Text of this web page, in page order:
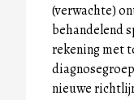
(verwachte)
behandelend
rekening met
nieuwe